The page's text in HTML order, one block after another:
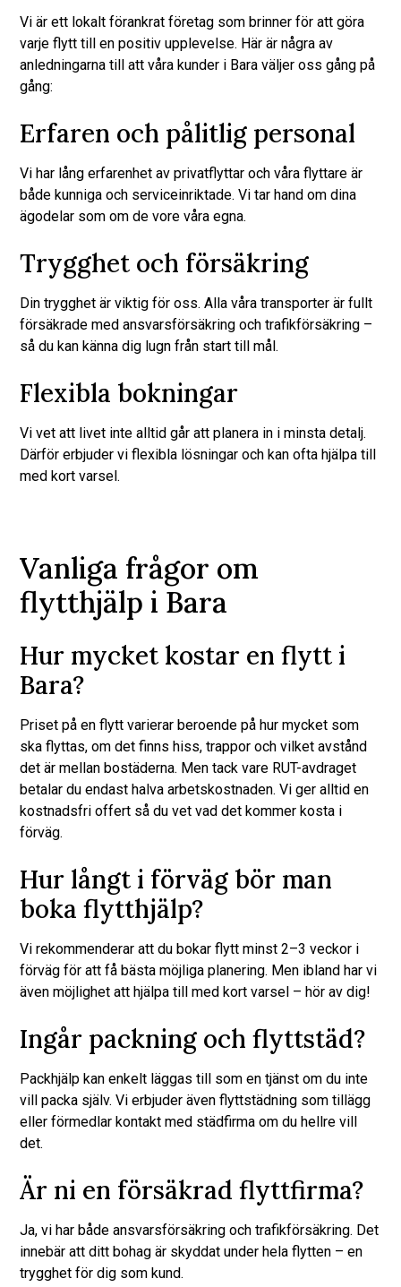
Vi är ett lokalt förankrat företag som brinner för att göra
varje flytt till en positiv upplevelse. Här är några av
anledningarna till att våra kunder i Bara väljer oss gång på
gång:
Erfaren och pålitlig personal
Vi har lång erfarenhet av privatflyttar och våra flyttare är
både kunniga och serviceinriktade. Vi tar hand om dina
ägodelar som om de vore våra egna.
Trygghet och försäkring
Din trygghet är viktig för oss. Alla våra transporter är fullt
försäkrade med ansvarsförsäkring och trafikförsäkring –
så du kan känna dig lugn från start till mål.
Flexibla bokningar
Vi vet att livet inte alltid går att planera in i minsta detalj.
Därför erbjuder vi flexibla lösningar och kan ofta hjälpa till
med kort varsel.
Vanliga frågor om
flytthjälp i Bara
Hur mycket kostar en flytt i
Bara?
Priset på en flytt varierar beroende på hur mycket som
ska flyttas, om det finns hiss, trappor och vilket avstånd
det är mellan bostäderna. Men tack vare RUT-avdraget
betalar du endast halva arbetskostnaden. Vi ger alltid en
kostnadsfri offert så du vet vad det kommer kosta i
förväg.
Hur långt i förväg bör man
boka flytthjälp?
Vi rekommenderar att du bokar flytt minst 2–3 veckor i
förväg för att få bästa möjliga planering. Men ibland har vi
även möjlighet att hjälpa till med kort varsel – hör av dig!
Ingår packning och flyttstäd?
Packhjälp kan enkelt läggas till som en tjänst om du inte
vill packa själv. Vi erbjuder även flyttstädning som tillägg
eller förmedlar kontakt med städfirma om du hellre vill
det.
Är ni en försäkrad flyttfirma?
Ja, vi har både ansvarsförsäkring och trafikförsäkring. Det
innebär att ditt bohag är skyddat under hela flytten – en
trygghet för dig som kund.